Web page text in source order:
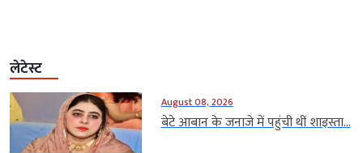
लेटेस्ट
August 08, 2026
बेटे आबान के जनाजे में पहुंची थीं शाइस्ता...